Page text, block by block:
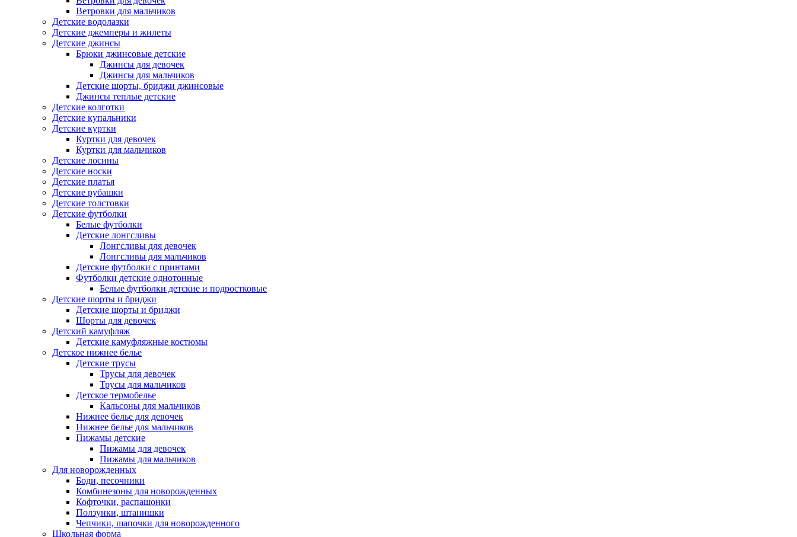
Ветровки для мальчиков
Детские водолазки
Детские джемперы и жилеты
Детские джинсы
Брюки джинсовые детские
Джинсы для девочек
Джинсы для мальчиков
Детские шорты, бриджи джинсовые
Джинсы теплые детские
Детские колготки
Детские купальники
Детские куртки
Куртки для девочек
Куртки для мальчиков
Детские лосины
Детские носки
Детские платья
Детские рубашки
Детские толстовки
Детские футболки
Белые футболки
Детские лонгсливы
Лонгсливы для девочек
Лонгсливы для мальчиков
Детские футболки с принтами
Футболки детские однотонные
Белые футболки детские и подростковые
Детские шорты и бриджи
Детские шорты и бриджи
Шорты для девочек
Детский камуфляж
Детские камуфляжные костюмы
Детское нижнее белье
Детские трусы
Трусы для девочек
Трусы для мальчиков
Детское термобелье
Кальсоны для мальчиков
Нижнее белье для девочек
Нижнее белье для мальчиков
Пижамы детские
Пижамы для девочек
Пижамы для мальчиков
Для новорожденных
Боди, песочники
Комбинезоны для новорожденных
Кофточки, распашонки
Ползунки, штанишки
Чепчики, шапочки для новорожденного
Школьная форма